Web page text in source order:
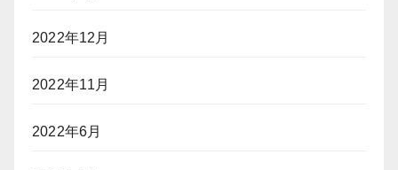
2022年12月
2022年11月
2022年6月